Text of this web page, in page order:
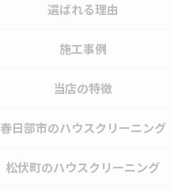
選ばれる理由
施工事例
当店の特徴
春日部市のハウスクリーニング
松伏町のハウスクリーニング